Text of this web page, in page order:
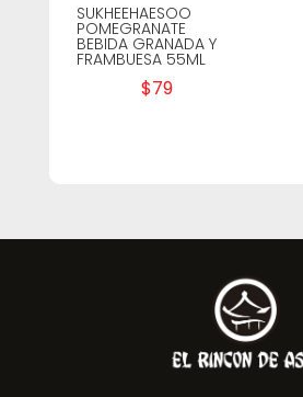
SUKHEEHAESOO
POMEGRANATE
BEBIDA GRANADA Y
FRAMBUESA 55ML
$79